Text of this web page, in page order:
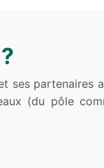
ses partenaires
(du pôle